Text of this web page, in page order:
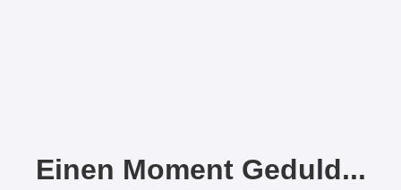
Einen Moment Geduld...